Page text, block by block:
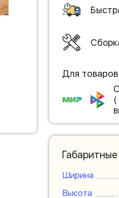
Для
Ширина
Высота